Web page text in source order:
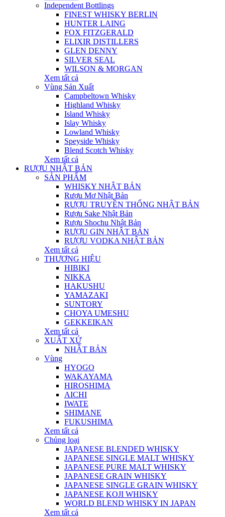
Independent Bottlings
FINEST WHISKY BERLIN
HUNTER LAING
FOX FITZGERALD
ELIXIR DISTILLERS
GLEN DENNY
SILVER SEAL
WILSON & MORGAN
Xem tất cả
Vùng Sản Xuất
Campbeltown Whisky
Highland Whisky
Island Whisky
Islay Whisky
Lowland Whisky
Speyside Whisky
Blend Scotch Whisky
Xem tất cả
RƯỢU NHẬT BẢN
SẢN PHẨM
WHISKY NHẬT BẢN
Rượu Mơ Nhật Bản
RƯỢU TRUYỀN THỐNG NHẬT BẢN
Rượu Sake Nhật Bản
Rượu Shochu Nhật Bản
RƯỢU GIN NHẬT BẢN
RƯỢU VODKA NHẬT BẢN
Xem tất cả
THƯƠNG HIỆU
HIBIKI
NIKKA
HAKUSHU
YAMAZAKI
SUNTORY
CHOYA UMESHU
GEKKEIKAN
Xem tất cả
XUẤT XỨ
NHẬT BẢN
Vùng
HYOGO
WAKAYAMA
HIROSHIMA
AICHI
IWATE
SHIMANE
FUKUSHIMA
Xem tất cả
Chủng loại
JAPANESE BLENDED WHISKY
JAPANESE SINGLE MALT WHISKY
JAPANESE PURE MALT WHISKY
JAPANESE GRAIN WHISKY
JAPANESE SINGLE GRAIN WHISKY
JAPANESE KOJI WHISKY
WORLD BLEND WHISKY IN JAPAN
Xem tất cả